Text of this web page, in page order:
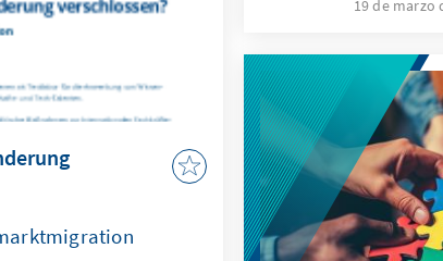
diesen
Antwort. Dafür
wesentliche
und die
Richtlinien aktiv
können.
19 de marzo